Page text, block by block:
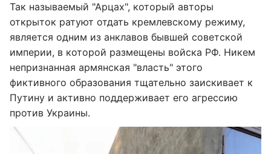
Так называемый "Арцах", который авторы
открыток ратуют отдать кремлевскому режиму,
является одним из анклавов бывшей советской
империи, в которой размещены войска РФ. Никем
непризнанная армянская "власть" этого
фиктивного образования тщательно заискивает к
Путину и активно поддерживает его агрессию
против Украины.